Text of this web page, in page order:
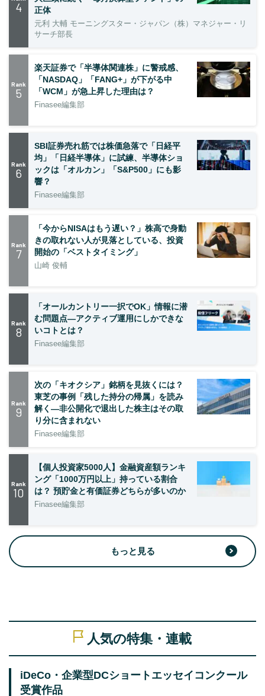
4
正体
元利 大輔 モーニングスター・ジャパン（株）マネジャー・リ
サーチ部長
Rank
5
楽天証券で「半導体関連株」に警戒感、
「NASDAQ」「FANG+」が下がる中
「WCM」が急上昇した理由は？
Finasee編集部
Rank
6
SBI証券売れ筋では株価急落で「日経平
均」「日経半導体」に試練、半導体ショ
ックは「オルカン」「S&P500」にも影
響？
Finasee編集部
Rank
7
「今からNISAはもう遅い？」株高で身動
きの取れない人が見落としている、投資
開始の「ベストタイミング」
山崎 俊輔
Rank
8
「オールカントリー一択でOK」情報に潜
む問題点―アクティブ運用にしかできな
いコトとは？
Finasee編集部
Rank
9
次の「キオクシア」銘柄を見抜くには？
東芝の事例「残した持分の帰属」を読み
解く—非公開化で退出した株主はその取
り分に含まれない
Finasee編集部
Rank
10
【個人投資家5000人】金融資産額ランキ
ング「1000万円以上」持っている割合
は？ 預貯金と有価証券どちらが多いのか
Finasee編集部
もっと見る
人気の特集・連載
iDeCo・企業型DCショートエッセイコンクール
受賞作品